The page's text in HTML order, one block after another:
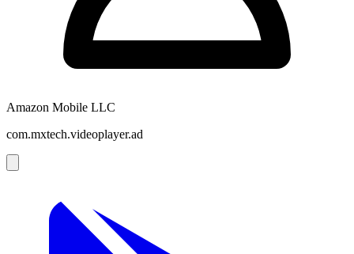
Amazon Mobile LLC
com.mxtech.videoplayer.ad